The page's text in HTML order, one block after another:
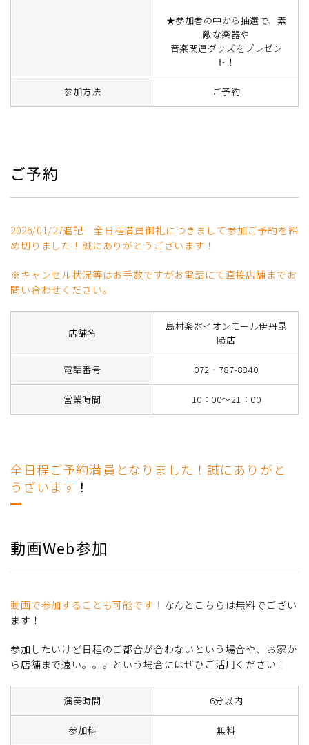
★参加者の中から抽選で、素
敵な楽器や
音楽関連グッズをプレゼン
ト！
参加方法 ご予約
ご予約
2026/01/27追記 全日程満員御礼につきまして参加ご予約を締
め切りました！誠にありがとうございます！
※キャンセル状況等はお手数ですがお電話にて直接店舗までお
問い合わせください。
店舗名
島村楽器イオンモール伊丹昆
陽店
電話番号 072‐787-8840
営業時間 10：00～21：00
全日程ご予約満員となりました！誠にありがと
うざいます ！
動画Web参加
動画で参加することも可能です！ なんとこちらは無料でござい
ます！
参加したいけど日程のご都合が合わないという場合や、お家か
ら店舗まで遠い。。。という場合にはぜひご活用ください！
演奏時間 6分以内
参加料 無料